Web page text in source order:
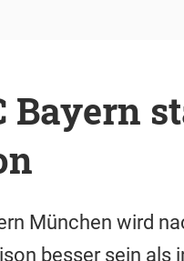
Bayern
München wird
besser sein als